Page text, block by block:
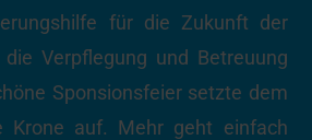
für die Zukunft der
Verpflegung und Betreuung
Sponsionsfeier setzte dem
Krone auf. Mehr geht einfach